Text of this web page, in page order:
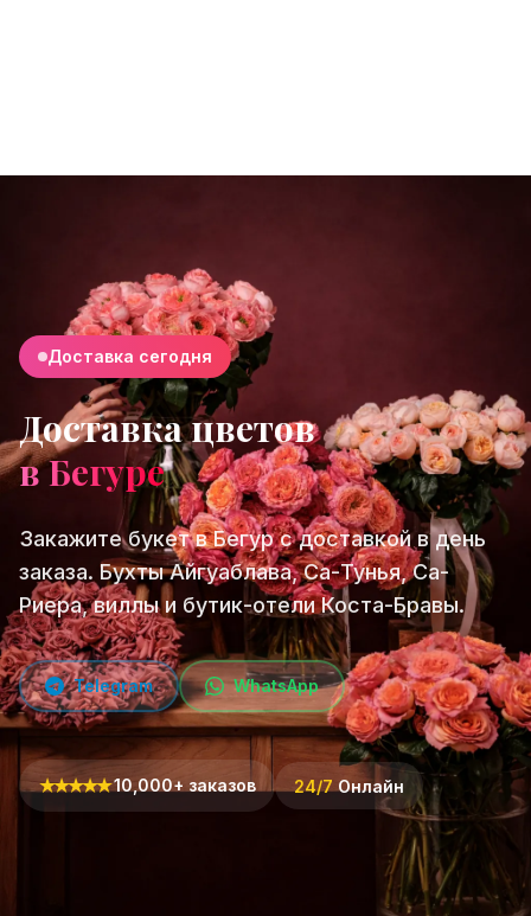
Доставка сегодня
Доставка цветов
в Бегуре
Закажите букет в Бегур с доставкой в день
заказа. Бухты Айгуаблава, Са-Тунья, Са-
Риера, виллы и бутик-отели Коста-Бравы.
Telegram WhatsApp
★★★★★10,000+ заказов 24/7 Онлайн